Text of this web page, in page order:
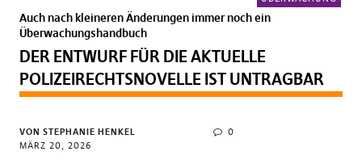
Auch nach kleineren Änderungen immer noch ein
Überwachungshandbuch
DER ENTWURF FÜR DIE AKTUELLE
POLIZEIRECHTSNOVELLE IST UNTRAGBAR
VON STEPHANIE HENKEL
MÄRZ 20, 2026
0